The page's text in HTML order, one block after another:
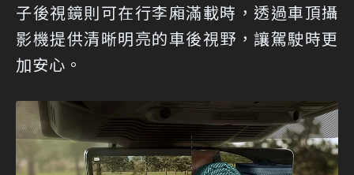
子後視鏡則可在行李廂滿載時，透過車頂攝
影機提供清晰明亮的車後視野，讓駕駛時更
加安心。